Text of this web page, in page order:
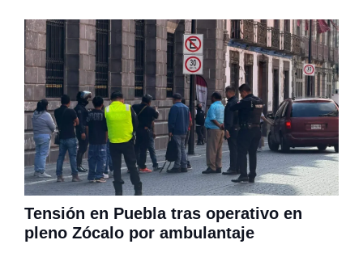
Tensión en Puebla tras operativo en
pleno Zócalo por ambulantaje